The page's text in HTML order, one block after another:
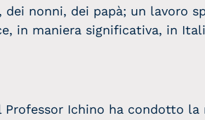
dei nonni, dei papà; un lavoro
in maniera significativa, in
Professor Ichino ha condotto la